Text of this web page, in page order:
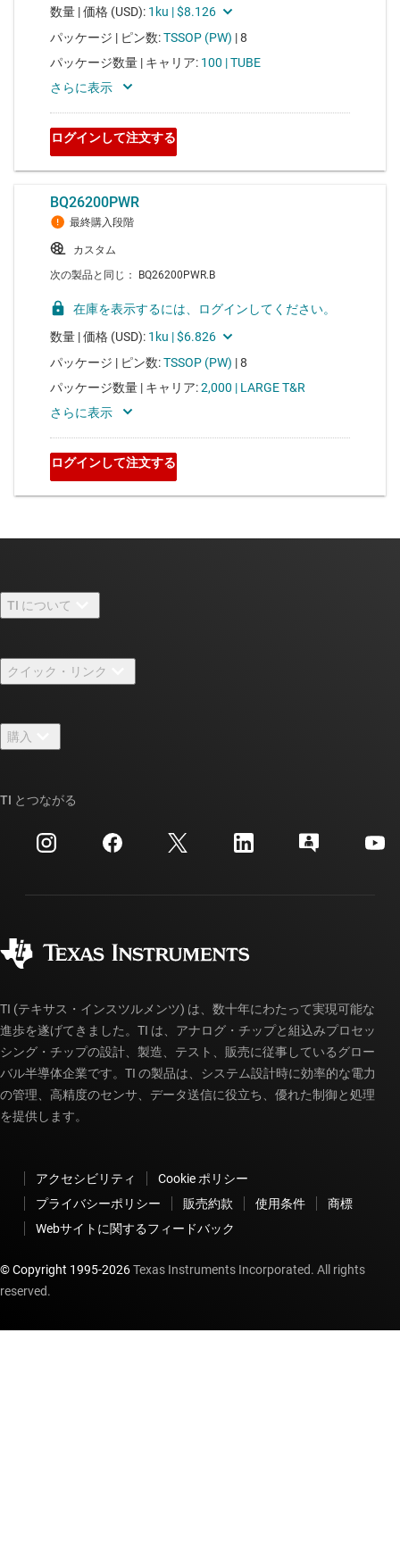
TI について
採用情報
ニュース
イベント
投資家向け情報
クイック・リンク
TI E2E™ 設計サポート・フォーラム
クロスリファレンス検索
カスタマー・サポート・センター
myTI アカウントの FAQ
購入
ご注文に関する FAQ
TI とつながる
TI (テキサス・インスツルメンツ) は、数十年にわたって実現可能な
進歩を遂げてきました。TI は、アナログ・チップと組込みプロセッ
シング・チップの設計、製造、テスト、販売に従事しているグロー
バル半導体企業です。TI の製品は、システム設計時に効率的な電力
の管理、高精度のセンサ、データ送信に役立ち、優れた制御と処理
を提供します。
アクセシビリティ
Cookie ポリシー
プライバシーポリシー
販売約款 使用条件
商標
Webサイトに関するフィードバック
© Copyright 1995-2026Texas Instruments Incorporated. All rights
reserved.